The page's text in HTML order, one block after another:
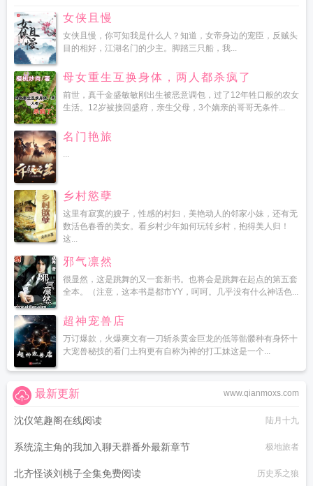
女侠且慢
女侠且慢，你可知我是什么人？知道，女帝身边的宠臣，反贼头
目的相好，江湖名门的少主。脚踏三只船，我...
母女重生互换身体，两人都杀疯了
前世，真千金盛敏敏刚出生被恶意调包，过了12年牲口般的农女
生活。12岁被接回盛府，亲生父母，3个嫡亲的哥哥无条件...
名门艳旅
...
乡村慾孽
这里有寂寞的嫂子，性感的村妇，美艳动人的邻家小妹，还有无
数活色春香的美女。看乡村少年如何玩转乡村，抱得美人归！
这...
邪气凛然
很显然，这是跳舞的又一套新书。也将会是跳舞在起点的第五套
全本。（注意，这本书是都市YY，呵呵。几乎没有什么神话色...
超神宠兽店
万订爆款，火爆爽文有一刀斩杀黄金巨龙的低等骷髅种有身怀十
大宠兽秘技的看门土狗更有自称为神的打工妹这是一个...
www.qianmoxs.com
最新更新
沈仪笔趣阁在线阅读 陆月十九
系统流主角的我加入聊天群番外最新章节 极地旅者
北齐怪谈刘桃子全集免费阅读 历史系之狼